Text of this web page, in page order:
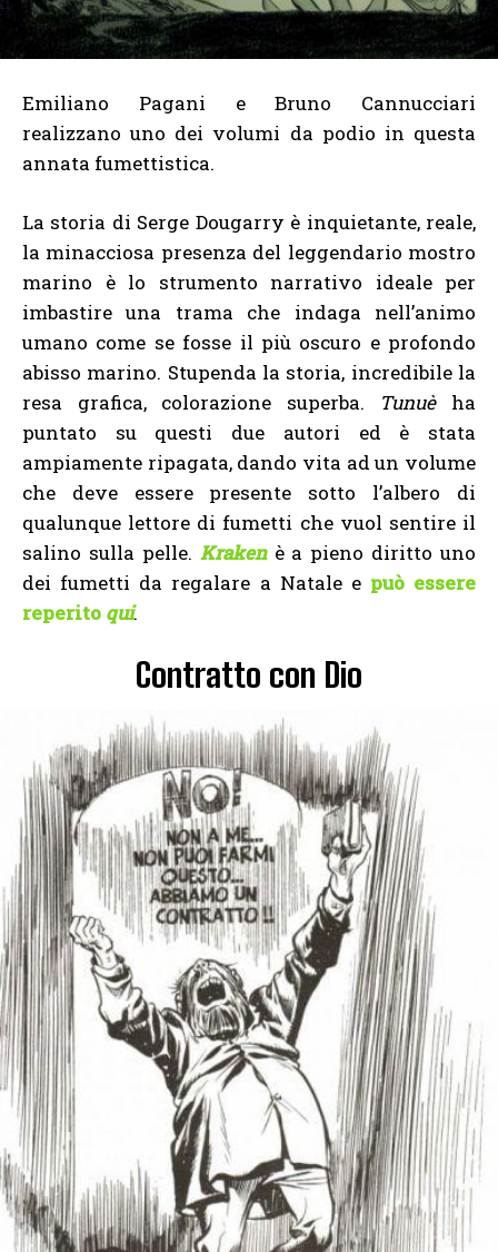
Emiliano Pagani e Bruno Cannucciari
realizzano uno dei volumi da podio in questa
annata fumettistica.
La storia di Serge Dougarry è inquietante, reale,
la minacciosa presenza del leggendario mostro
marino è lo strumento narrativo ideale per
imbastire una trama che indaga nell’animo
umano come se fosse il più oscuro e profondo
abisso marino. Stupenda la storia, incredibile la
resa grafica, colorazione superba.
Tunuèha
puntato su questi due autori ed è stata
ampiamente ripagata, dando vita ad un volume
che deve essere presente sotto l’albero di
qualunque lettore di fumetti che vuol sentire il
salino sulla pelle. Kraken è a pieno diritto uno
dei fumetti da regalare a Natale e può essere
reperito qui.
Contratto con Dio